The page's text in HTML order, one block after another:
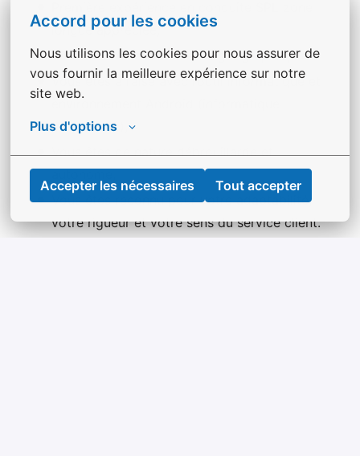
Accord pour les cookies
Nous utilisons les cookies pour nous assurer de
vous fournir la meilleure expérience sur notre
site web.
Plus d'options
Accepter les nécessaires Tout accepter
longue appréciée,
Vous maitrisez la RSE et la géographie,
Vous êtes à l’aise avec l’outil informatique et
environnement Android (informatique
embarquée),
Vous êtes de nature débrouillarde et
Vous êtes reconnu pour votre adaptabilité,
votre rigueur et votre sens du service client.